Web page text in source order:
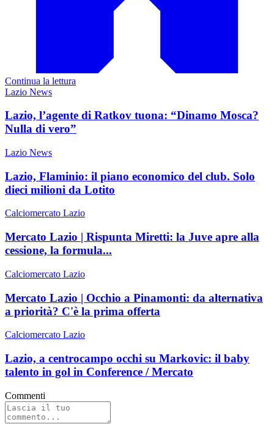
Continua la lettura
Lazio News
Lazio, l’agente di Ratkov tuona: “Dinamo Mosca?
Nulla di vero”
Lazio News
Lazio, Flaminio: il piano economico del club. Solo
dieci milioni da Lotito
Calciomercato Lazio
Mercato Lazio | Rispunta Miretti: la Juve apre alla
cessione, la formula...
Calciomercato Lazio
Mercato Lazio | Occhio a Pinamonti: da alternativa
a priorità? C'è la prima offerta
Calciomercato Lazio
Lazio, a centrocampo occhi su Markovic: il baby
talento in gol in Conference / Mercato
Commenti